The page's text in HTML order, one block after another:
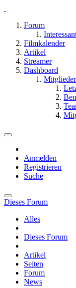
Forum
Filmkalender
Artikel
Streamer
Dashboard
Mitglieder
Anmelden
Registrieren
Suche
Dieses Forum
Alles
Dieses Forum
Artikel
Seiten
Forum
News